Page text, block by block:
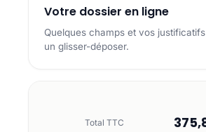
Votre dossier en ligne
Quelques champs et vos
un glisser-déposer.
Total TTC